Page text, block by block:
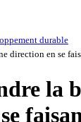
durable
direction en se
la